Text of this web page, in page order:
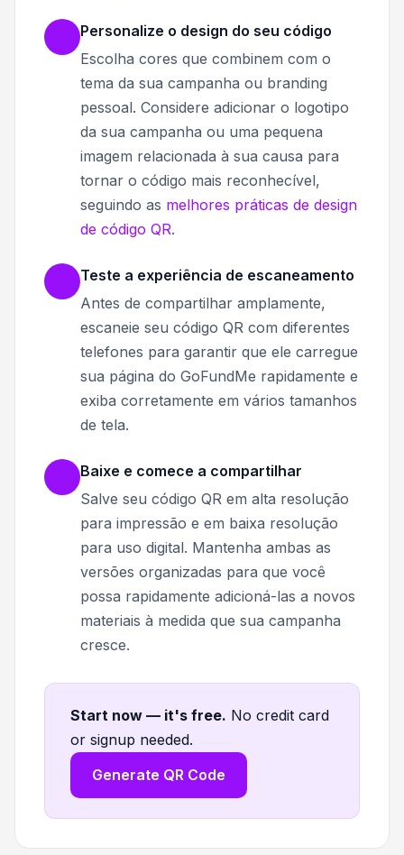
Personalize o design do seu código
Escolha cores que combinem com o
tema da sua campanha ou branding
pessoal. Considere adicionar o logotipo
da sua campanha ou uma pequena
imagem relacionada à sua causa para
tornar o código mais reconhecível,
seguindo as melhores práticas de design
de código QR.
Teste a experiência de escaneamento
Antes de compartilhar amplamente,
escaneie seu código QR com diferentes
telefones para garantir que ele carregue
sua página do GoFundMe rapidamente e
exiba corretamente em vários tamanhos
de tela.
Baixe e comece a compartilhar
Salve seu código QR em alta resolução
para impressão e em baixa resolução
para uso digital. Mantenha ambas as
versões organizadas para que você
possa rapidamente adicioná-las a novos
materiais à medida que sua campanha
cresce.
Start now — it's free. No credit card
or signup needed.
Generate QR Code